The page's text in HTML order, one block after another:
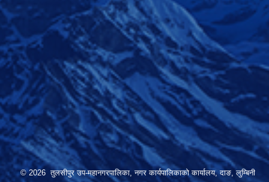
© 2026 तुलसीपुर उप-महानगरपालिका, नगर कार्यपालिकाको कार्यालय, दाङ, लुम्बिनी